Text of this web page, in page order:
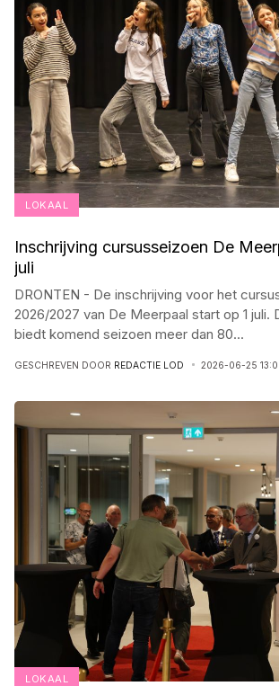
LOKAAL
Inschrijving cursusseizoen De
juli
DRONTEN - De inschrijving voor het
2026/2027 van De Meerpaal start op 1 juli.
biedt komend seizoen meer dan 80...
GESCHREVEN DOOR REDACTIE LOD 2026-06-25
LOKAAL